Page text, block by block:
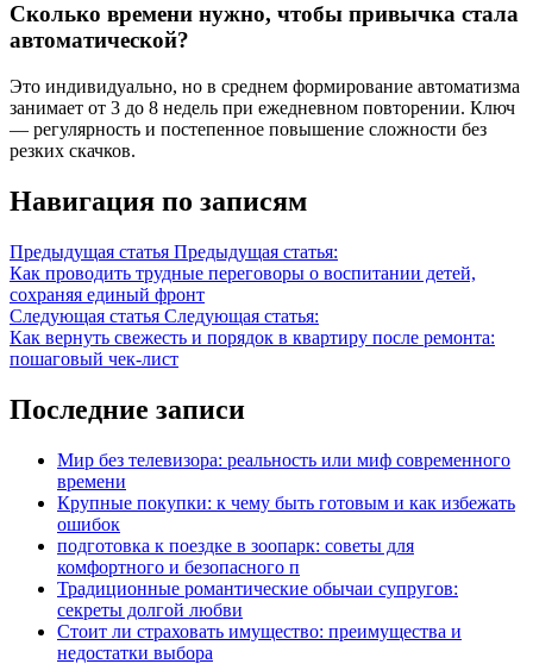
Сколько времени нужно, чтобы привычка стала
автоматической?
Это индивидуально, но в среднем формирование автоматизма
занимает от 3 до 8 недель при ежедневном повторении. Ключ
— регулярность и постепенное повышение сложности без
резких скачков.
Навигация по записям
Предыдущая статья Предыдущая статья:
Как проводить трудные переговоры о воспитании детей,
сохраняя единый фронт
Следующая статья Следующая статья:
Как вернуть свежесть и порядок в квартиру после ремонта:
пошаговый чек-лист
Последние записи
Мир без телевизора: реальность или миф современного
времени
Крупные покупки: к чему быть готовым и как избежать
ошибок
подготовка к поездке в зоопарк: советы для
комфортного и безопасного п
Традиционные романтические обычаи супругов:
секреты долгой любви
Стоит ли страховать имущество: преимущества и
недостатки выбора